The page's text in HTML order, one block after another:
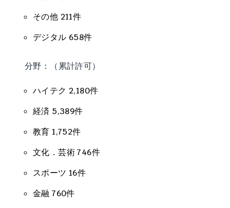
その他 211件
デジタル 658件
分野：（累計許可）
ハイテク 2,180件
経済 5,389件
教育 1,752件
文化．芸術 746件
スポーツ 16件
金融 760件